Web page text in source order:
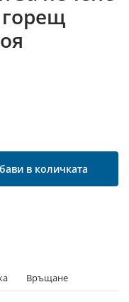
в количката
Връщане